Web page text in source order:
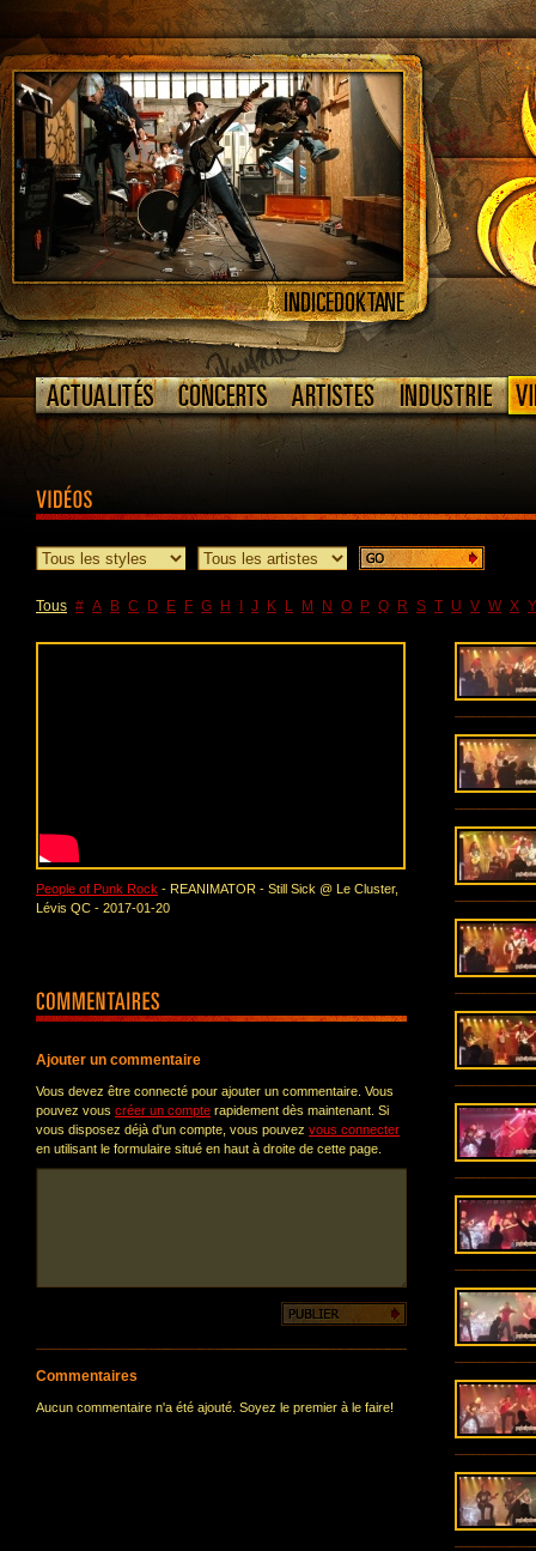
Tous # A B C D E F G H J K L M N O P Q R S T U V W X Y
People of Punk Rock - REANIMATOR - Still Sick @ Le Cluster,
Lévis QC - 2017-01-20
Ajouter un commentaire
Vous devez être connecté pour ajouter un commentaire. Vous
pouvez vous créer un compte rapidement dès maintenant. Si
vous disposez déjà d'un compte, vous pouvez vous connecter
en utilisant le formulaire situé en haut à droite de cette page.
Commentaires
Aucun commentaire n'a été ajouté. Soyez le premier à le faire!